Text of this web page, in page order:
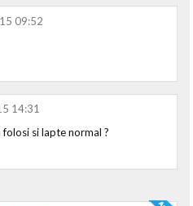
09:52
14:31
si lapte normal ?